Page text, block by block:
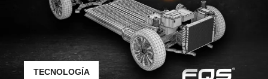
TECNOLOGÍA